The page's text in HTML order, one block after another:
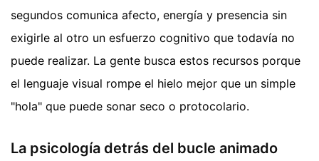
segundos comunica afecto, energía y presencia sin
exigirle al otro un esfuerzo cognitivo que todavía no
puede realizar. La gente busca estos recursos porque
el lenguaje visual rompe el hielo mejor que un simple
"hola" que puede sonar seco o protocolario.
La psicología detrás del bucle animado